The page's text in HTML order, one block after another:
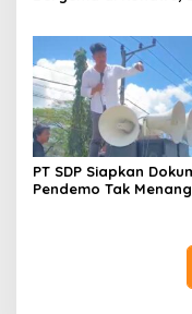
PT SDP Siapkan
Pendemo Tak